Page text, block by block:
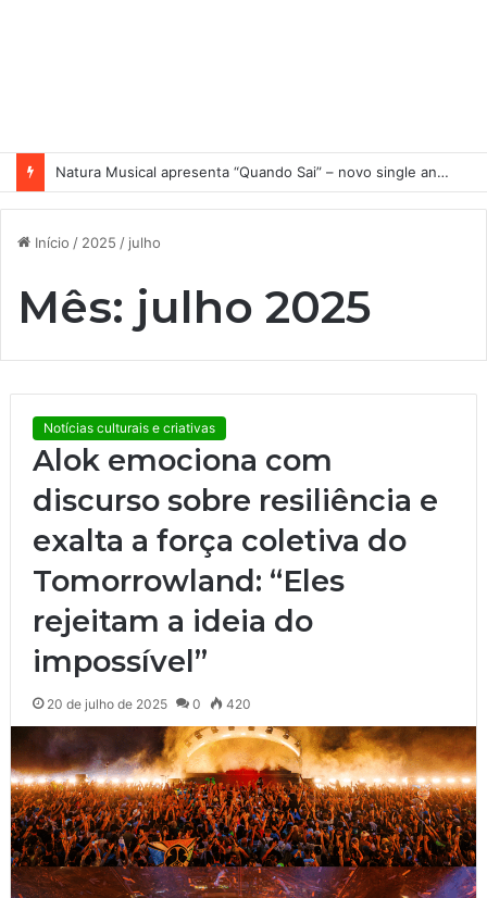
Nuno Ramos no MACRS 4D
Início / 2025 / julho
Mês: julho 2025
Notícias culturais e criativas
Alok emociona com
discurso sobre resiliência e
exalta a força coletiva do
Tomorrowland: “Eles
rejeitam a ideia do
impossível”
20 de julho de 2025 0 420